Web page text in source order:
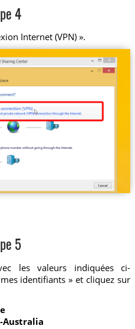
4
Internet (VPN) ».
5
les valeurs indiquées ci-
identifiants » et cliquez sur
Australia